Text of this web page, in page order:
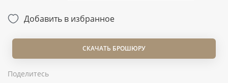
Добавить в избранное
СКАЧАТЬ БРОШЮРУ
Поделитесь